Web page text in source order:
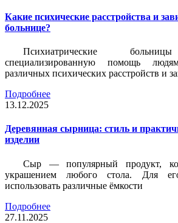
Какие психические расстройства и
больнице?
Психиатрические
специализированную помощь
различных психических расстройств и
Подробнее
13.12.2025
Деревянная сырница: стиль и
изделии
Сыр — популярный продукт,
украшением любого стола. Для
использовать различные ёмкости
Подробнее
27.11.2025